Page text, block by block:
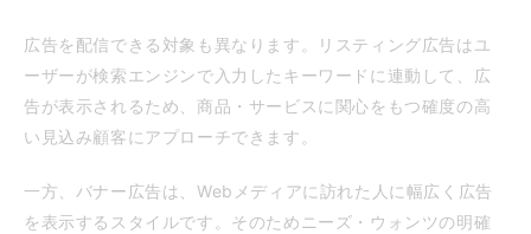
広告を配信できる対象も異なります。リスティング広告はユ
ーザーが検索エンジンで入力したキーワードに連動して、広
告が表示されるため、商品・サービスに関心をもつ確度の高
い見込み顧客にアプローチできます。
一方、バナー広告は、Webメディアに訪れた人に幅広く広告
を表示するスタイルです。そのためニーズ・ウォンツの明確